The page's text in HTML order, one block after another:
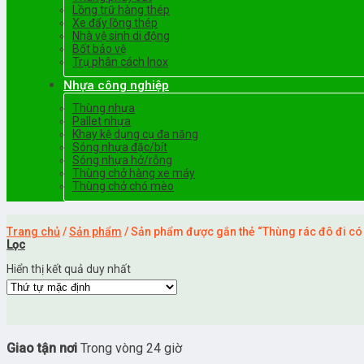
Lồng trữ hàng thép
Xe đẩy lồng thép
Nhà vệ sinh di động
Bốt bảo vệ
Trụ phân cách Inox
Nhựa công nghiệp
Thùng nhựa
Pallet nhựa
Khay kệ dụng cụ đa năng
Sóng nhựa đặc/bít
Sóng nhựa hở/rỗng
Thùng chở hàng xe máy
Thùng chở chó mèo
Trang chủ /Sản phẩm /Sản phẩm được gắn thẻ “Thùng rác đô đi có
Lọc
Hiển thị kết quả duy nhất
Giao tận nơi Trong vòng 24 giờ